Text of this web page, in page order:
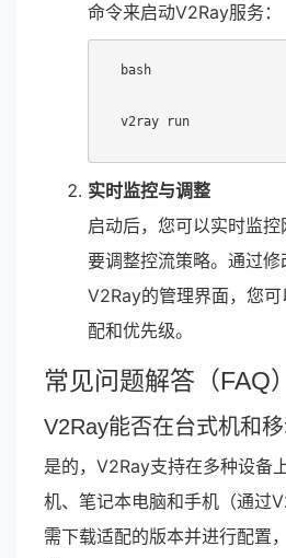
命令来启动V2Ray服务：
bash
v2ray run
实时监控与调整
启动后，您可以实时监
要调整控流策略。通过修
V2Ray的管理界面，您
配和优先级。
常见问题解答（FAQ）
V2Ray能否在台式机和移
是的，V2Ray支持在多种设备
机、笔记本电脑和手机（通过
需下载适配的版本并进行配置